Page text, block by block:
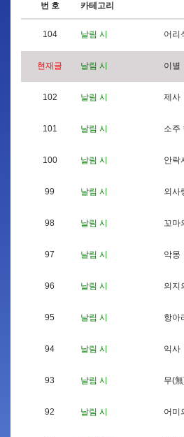
번 호 카테고리
104 날림 시 어 리
현재글 날림 시 이 별
102 날림 시 제 사
101 날림 시 소주
100 날림 시 안락
99 날림 시 외 사
98 날림 시 꼬마
97 날림 시 악몽
96 날림 시 의 지
95 날림 시 항아
94 날림 시 익사
93 날림 시 무(無
92 날림 시 어 미